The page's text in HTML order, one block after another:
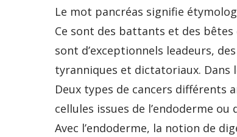
Le mot pancréas signifie
Ce sont des battants et des
sont d’exceptionnels leadeurs,
tyranniques et dictatoriaux. Dans
Deux types de cancers
cellules issues de l’endoderme
Avec l’endoderme, la notion de